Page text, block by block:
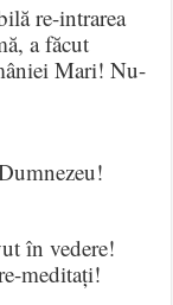
re-intrarea
a făcut
Mari! Nu-
în vedere!
meditați!